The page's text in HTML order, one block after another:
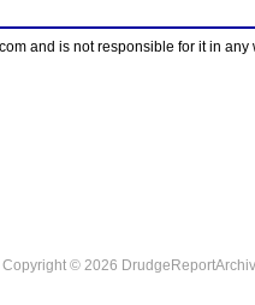
and is not responsible for it in any
Copyright © 2026